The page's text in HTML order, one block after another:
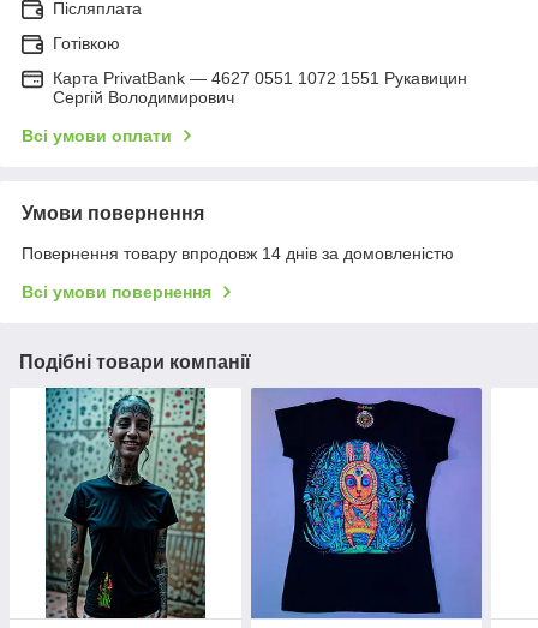
Післяплата
Готівкою
Карта PrivatBank — 4627 0551 1072 1551 Рукавицин
Сергій Володимирович
Всі умови оплати
Умови повернення
Повернення товару впродовж 14 днів за домовленістю
Всі умови повернення
Подібні товари компанії